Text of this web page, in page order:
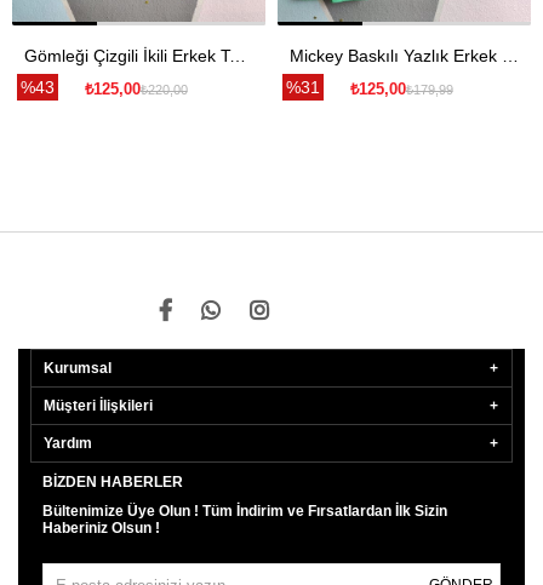
Gömleği Çizgili İkili Erkek Takım - Kırmızı
₺125,00₺220,00
%43
Mickey Baskılı Yazlık Erkek Takım- Yeşil
₺125,00₺179,99
%31
Kurumsal
Müşteri İlişkileri
Yardım
BIZDEN HABERLER
Bültenimize Üye Olun ! Tüm İndirim ve Fırsatlardan İlk Sizin
Haberiniz Olsun !